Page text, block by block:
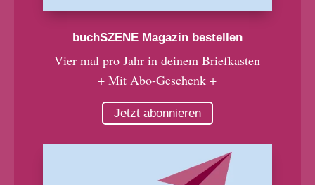
buchSZENE Magazin bestellen
Vier mal pro Jahr in deinem Briefkasten
+ Mit Abo-Geschenk +
Jetzt abonnieren